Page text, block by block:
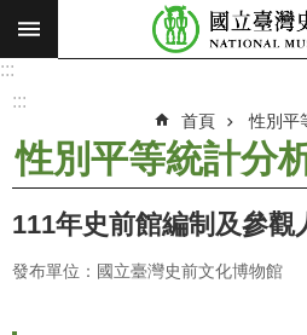
跳到主要內容區塊
搜
願
使
命
:::
:::
首頁 性別平
性別平等統計分
111年史前館編制及參觀
發布單位：國立臺灣史前文化博物館